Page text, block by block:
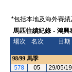
*包括本地及海外賽績
馬匹往績紀錄 - 鴻興
場次
名次 日期
98/99 馬季
578
05 29/05/